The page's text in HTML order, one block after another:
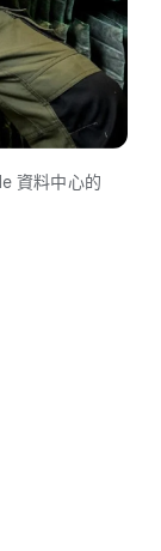
資料​中心​的​